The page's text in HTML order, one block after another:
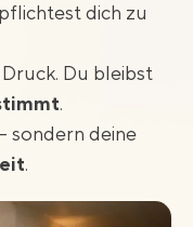
dich zu
Du bleibst
.
sondern deine
.